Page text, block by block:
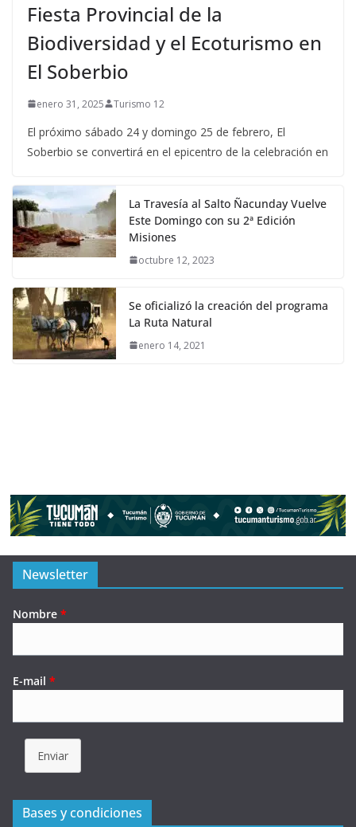
Fiesta Provincial de la
Biodiversidad y el Ecoturismo en
El Soberbio
enero 31, 2025 Turismo 12
El próximo sábado 24 y domingo 25 de febrero, El
Soberbio se convertirá en el epicentro de la celebración en
La Travesía al Salto Ñacunday Vuelve
Este Domingo con su 2ª Edición
Misiones
octubre 12, 2023
Se oficializó la creación del programa
La Ruta Natural
enero 14, 2021
Newsletter
Nombre *
E-mail *
Enviar
Bases y condiciones